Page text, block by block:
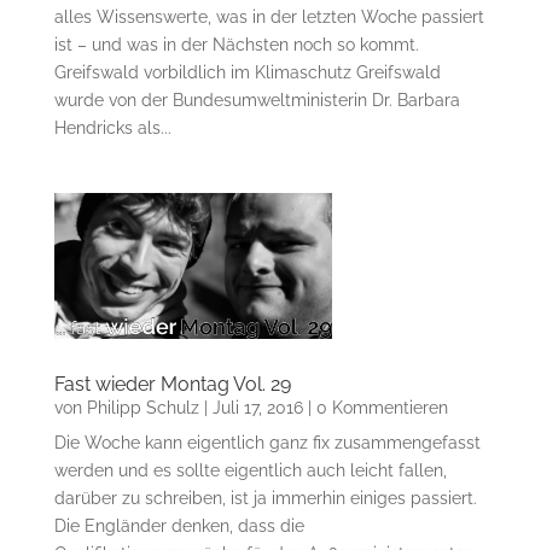
alles Wissenswerte, was in der letzten Woche passiert
ist – und was in der Nächsten noch so kommt.
Greifswald vorbildlich im Klimaschutz Greifswald
wurde von der Bundesumweltministerin Dr. Barbara
Hendricks als...
Fast wieder Montag Vol. 29
von Philipp Schulz| Juli 17, 2016| 0 Kommentieren
Die Woche kann eigentlich ganz fix zusammengefasst
werden und es sollte eigentlich auch leicht fallen,
darüber zu schreiben, ist ja immerhin einiges passiert.
Die Engländer denken, dass die